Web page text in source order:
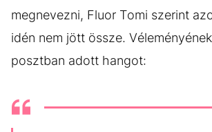
megnevezni, Fluor Tomi szerint
idén nem jött össze.
posztban adott hangot: